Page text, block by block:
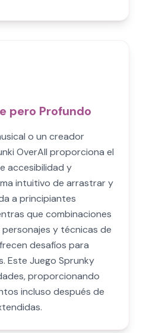
pero Profundo
o un creador
OverAll proporciona el
accesibilidad y
intuitivo de arrastrar y
a principiantes
que combinaciones
y técnicas de
desafíos para
Este Juego Sprunky
proporcionando
incluso después de